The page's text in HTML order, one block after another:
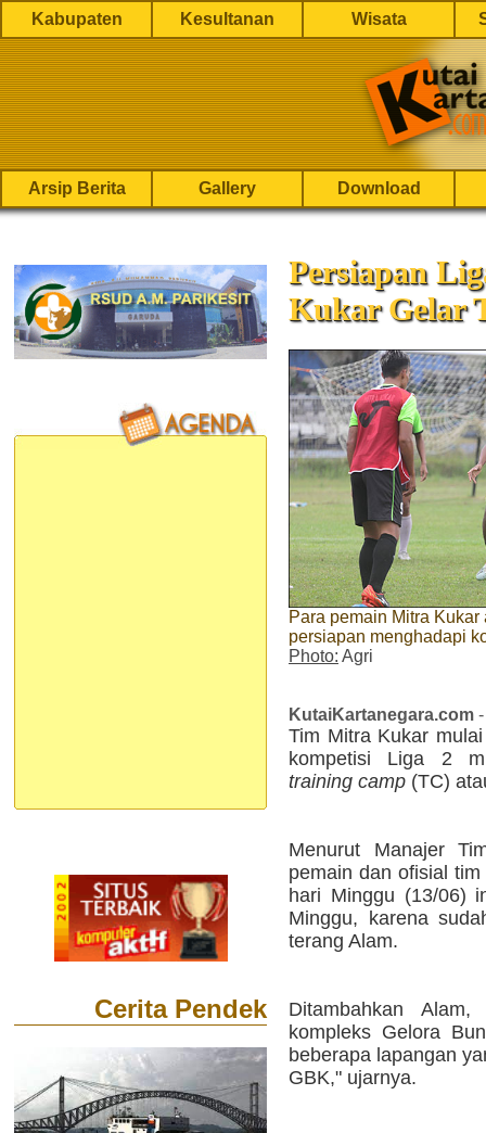
Kabupaten Kesultanan Wisata
Arsip Berita Gallery Download
Cerita Pendek
Persiapan
Kukar Gelar
Para pemain Mitra
persiapan menghadapi
Photo: Agri
KutaiKartanegara.com
Tim Mitra Kukar
kompetisi Liga 2
training camp (TC)
Menurut Manajer
pemain dan ofisial
hari Minggu (13/06)
Minggu, karena
terang Alam.
Ditambahkan
kompleks Gelora
beberapa lapangan
GBK," ujarnya.